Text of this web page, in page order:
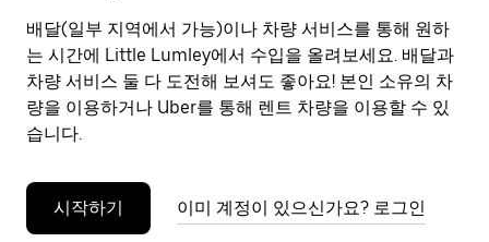
려
면
Esc
키
를
누
세
배달(일부 지역에서 가능)이나 차량 서비스를 통해 원하
는 시간에 Little Lumley에서 수입을 올려보세요. 배달과
차량 서비스 둘 다 도전해 보셔도 좋아요! 본인 소유의 차
량을 이용하거나 Uber를 통해 렌트 차량을 이용할 수 있
습니다.
시작하기 이미 계정이 있으신가요? 로그인